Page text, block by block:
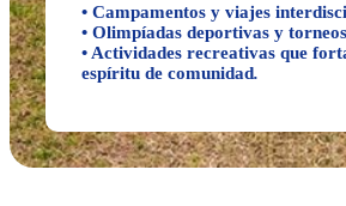
• Campamentos y viajes
• Olimpíadas deportivas y
• Actividades recreativas que
espíritu de comunidad.